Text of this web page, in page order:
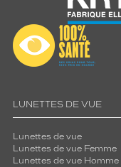
LUNETTES DE VUE
Lunettes de vue
Lunettes de vue Femme
Lunettes de vue Homme